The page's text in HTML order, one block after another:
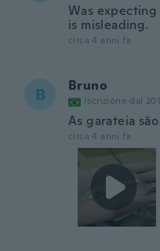
Was
is misleading.
circa 4 anni fa
B Bruno
Iscrizione dal
As garateia
circa 4 anni fa